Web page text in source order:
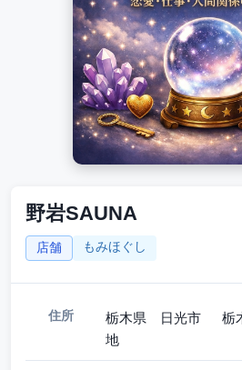
野岩SAUNA
店舗 もみほぐし
住所
栃木県 日光市 栃木
地